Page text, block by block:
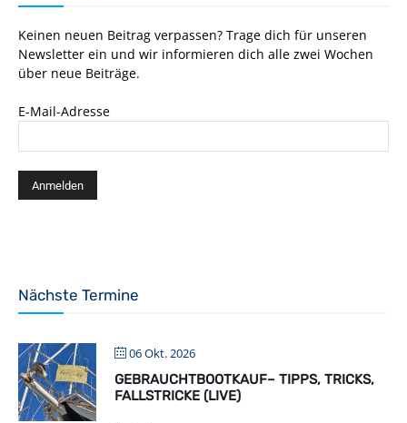
Keinen neuen Beitrag verpassen? Trage dich für unseren
Newsletter ein und wir informieren dich alle zwei Wochen
über neue Beiträge.
E-Mail-Adresse
Nächste Termine
06 Okt. 2026
GEBRAUCHTBOOTKAUF– TIPPS, TRICKS,
FALLSTRICKE (LIVE)